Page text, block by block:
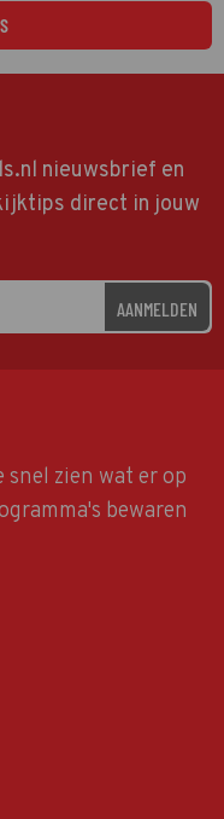
nieuwsbrief en
direct in jouw
AANMELDEN
snel zien wat er op
bewaren